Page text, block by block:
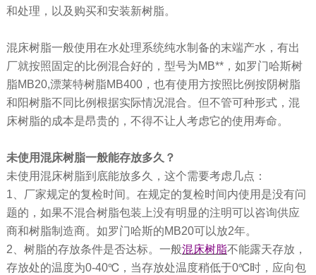
和处理，以及购买和安装新树脂。
混床树脂一般使用在水处理系统纯水制备的末端产水，有出
厂就按照固定的比例混合好的，型号为MB**，如罗门哈斯树
脂MB20,漂莱特树脂MB400，也有使用方按照比例按阴树脂
和阳树脂不同比例根据实际情况混合。但不管可种形式，混
床树脂的成本是昂贵的，不得不让人考虑它的使用寿命。
未使用混床树脂一般能存放多久？
未使用混床树脂到底能放多久，这个需要考虑几点：
1、厂家规定的复检时间。在规定的复检时间内使用是没有问
题的，如果不混合树脂包装上没有明显的注明可以咨询供应
商和树脂制造商。如罗门哈斯的MB20可以放2年。
2、树脂的存放条件是否达标。一般混床树脂不能露天存放，
存放处的温度为0-40℃，当存放处温度稍低于0℃时，应向包